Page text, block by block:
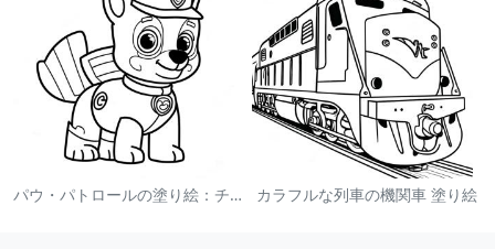
パウ・パトロールの塗り絵：チェイス カラフルな列車の機関車 塗り絵